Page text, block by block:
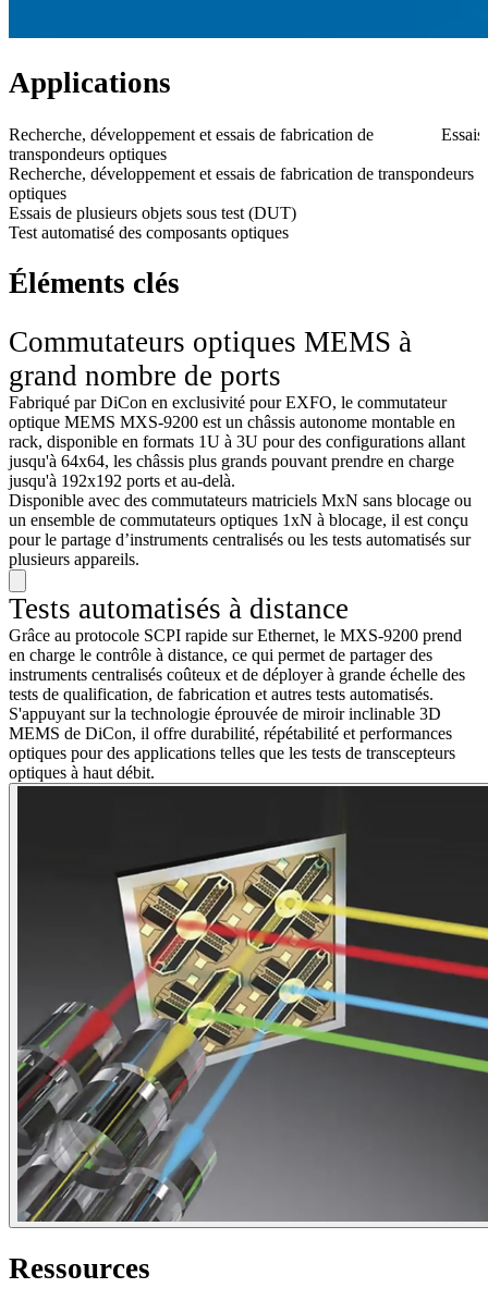
Applications
Recherche, développement et essais de fabrication de
transpondeurs optiques
Recherche, développement et essais de fabrication de transpondeurs
optiques
Essais de plusieurs objets sous test (DUT)
Test automatisé des composants optiques
Éléments clés
Commutateurs optiques MEMS à
grand nombre de ports
Fabriqué par DiCon en exclusivité pour EXFO, le commutateur
optique MEMS MXS-9200 est un châssis autonome montable en
rack, disponible en formats 1U à 3U pour des configurations allant
jusqu'à 64x64, les châssis plus grands pouvant prendre en charge
jusqu'à 192x192 ports et au-delà.
Disponible avec des commutateurs matriciels MxN sans blocage ou
un ensemble de commutateurs optiques 1xN à blocage, il est conçu
pour le partage d’instruments centralisés ou les tests automatisés sur
plusieurs appareils.
Tests automatisés à distance
Grâce au protocole SCPI rapide sur Ethernet, le MXS-9200 prend
en charge le contrôle à distance, ce qui permet de partager des
instruments centralisés coûteux et de déployer à grande échelle des
tests de qualification, de fabrication et autres tests automatisés.
S'appuyant sur la technologie éprouvée de miroir inclinable 3D
MEMS de DiCon, il offre durabilité, répétabilité et performances
optiques pour des applications telles que les tests de transcepteurs
optiques à haut débit.
Ressources